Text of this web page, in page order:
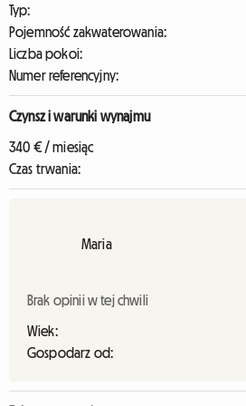
Typ:
Pojemność zakwaterowania:
Liczba pokoi:
Numer referencyjny:
Czynsz i warunki wynajmu
340 € / miesiąc
Czas trwania:
Maria
Brak opinii w tej chwili
Wiek:
Gospodarz od: